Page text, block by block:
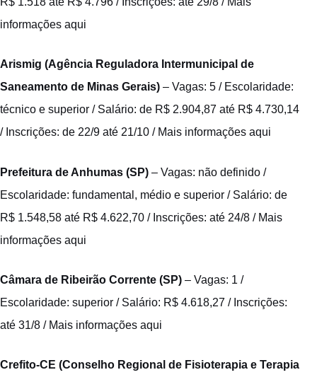
informações aqui
Arismig (Agência Reguladora Intermunicipal de
Saneamento de Minas Gerais) – Vagas: 5 / Escolaridade:
técnico e superior / Salário: de R$ 2.904,87 até R$ 4.730,14
/ Inscrições: de 22/9 até 21/10 / Mais informações aqui
Prefeitura de Anhumas (SP) – Vagas: não definido /
Escolaridade: fundamental, médio e superior / Salário: de
R$ 1.548,58 até R$ 4.622,70 / Inscrições: até 24/8 / Mais
informações aqui
Câmara de Ribeirão Corrente (SP) – Vagas: 1 /
Escolaridade: superior / Salário: R$ 4.618,27 / Inscrições:
até 31/8 / Mais informações aqui
Crefito-CE (Conselho Regional de Fisioterapia e Terapia